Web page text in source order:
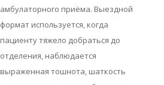
амбулаторного приёма. Выездной
формат используется, когда
пациенту тяжело добраться до
отделения, наблюдается
выраженная тошнота, шаткость